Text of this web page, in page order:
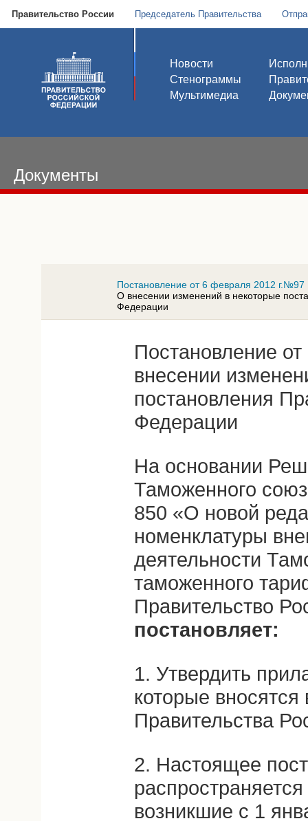
Правительство России Председатель Правительства
Новости
Стенограммы
Мультимедиа
Документы
Постановление от 6 февраля 2012 г.№97
О внесении изменений в некоторые
Федерации
Постановление
внесении
постановления
Федерации
На основании
Таможенного
850 «О новой
номенклатуры
деятельности
таможенного
Правительство
постановляет:
1. Утвердить
которые
Правительства
2. Настоящее
возникшие с 1